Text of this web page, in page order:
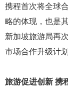
携程首次将全球
略的体现，也是
新加坡旅游局再
市场合作升级计划
旅游促进创新 携